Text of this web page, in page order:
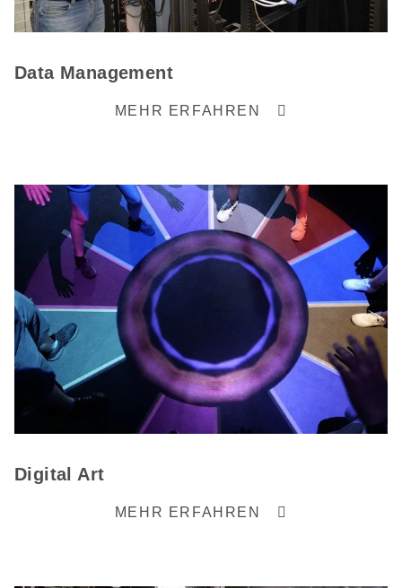
Data Management
MEHR ERFAHREN
Digital Art
MEHR ERFAHREN